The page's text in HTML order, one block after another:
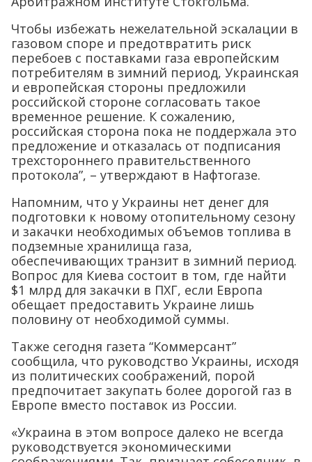
Чтобы избежать нежелательной эскалации в
газовом споре и предотвратить риск
перебоев с поставками газа европейским
потребителям в зимний период, Украинская
и европейская стороны предложили
российской стороне согласовать такое
временное решение. К сожалению,
российская сторона пока не поддержала это
предложение и отказалась от подписания
трехстороннего правительственного
протокола”, – утверждают в Нафтогазе.
Напомним, что у Украины нет денег для
подготовки к новому отопительному сезону
и закачки необходимых объемов топлива в
подземные хранилища газа,
обеспечивающих транзит в зимний период.
Вопрос для Киева состоит в том, где найти
$1 млрд для закачки в ПХГ, если Европа
обещает предоставить Украине лишь
половину от необходимой суммы.
Также сегодня газета “Коммерсант”
сообщила, что руководство Украины, исходя
из политических соображений, порой
предпочитает закупать более дорогой газ в
Европе вместо поставок из России.
«Украина в этом вопросе далеко не всегда
руководствуется экономическими